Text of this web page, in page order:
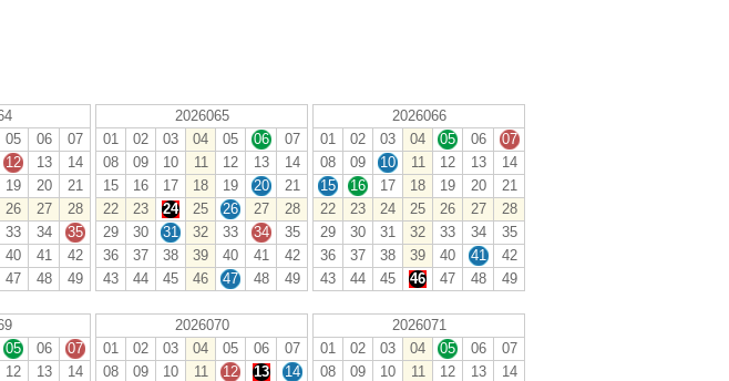
05 06
07
12 13
14
19 20
21
26 27
28
33 34
35
40 41
42
47 48 49
2026065
01
02 03 04 05 06
07
08
09 10 11 12 13
14
15
16 17 18 19 20
21
22
23 24 25 26 27
28
29
30 31 32 33 34
35
36
37 38 39 40 41
42
43
44 45 46 47 48 49
2026066
01
02 03 04 05 06
07
08
09 10 11 12 13
14
15
16 17 18 19 20
21
22
23 24 25 26 27
28
29
30 31 32 33 34
35
36
37 38 39 40 41
42
43
44 45 46 47 48 49
05 06
07
12 13
14
2026070
01
02 03 04 05 06
07
08
09 10 11 12 13
14
2026071
01
02 03 04 05 06
07
08
09 10 11 12 13
14